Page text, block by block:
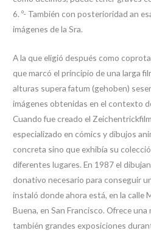
6. º- También con posterioridad an
imágenes de la Sra.
A la que eligió después como
que marcó el principio de una larga
alturas supera fatum (gehoben)
imágenes obtenidas en el contexto
Cuando fue creado el
especializado en cómics y dibujos
concreta sino que exhibía su
diferentes lugares. En 1987 el
donativo necesario para conseguir
instaló donde ahora está, en la calle
Buena, en San Francisco. Ofrece
también grandes exposiciones